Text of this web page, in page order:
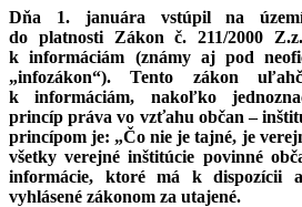
Dňa 1. januára vstúpil na
do platnosti Zákon č. 211/2000
k informáciám (známy aj pod
„infozákon“). Tento zákon
k informáciám, nakoľko
princíp práva vo vzťahu občan –
princípom je: „Čo nie je tajné, je
všetky verejné inštitúcie povinné
informácie, ktoré má k dispozícii
vyhlásené zákonom za utajené.